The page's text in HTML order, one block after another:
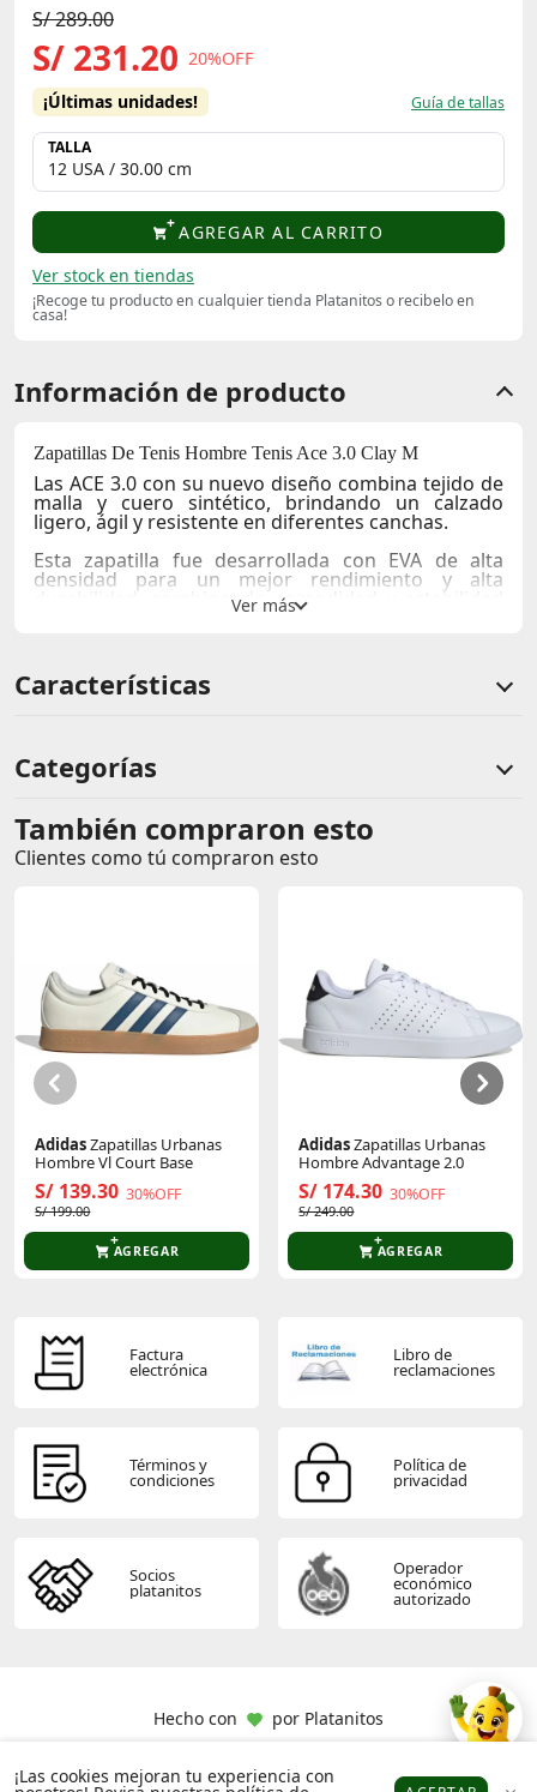
S/ 289.00
S/ 231.20 20%OFF
¡Últimas unidades! Guía de tallas
TALLA
AGREGAR AL CARRITO
Ver stock en tiendas
¡Recoge tu producto en cualquier tienda Platanitos o recibelo en
casa!
Información de producto
Zapatillas De Tenis Hombre Tenis Ace 3.0 Clay M
Las ACE 3.0 con su nuevo diseño combina tejido de
malla y cuero sintético, brindando un calzado
ligero, ágil y resistente en diferentes canchas.
Esta zapatilla fue desarrollada con EVA de alta
densidad para un mejor rendimiento y alta
durabilidad, combinando comodidad y estabilidad
con seguridad para el jugador moderno.
Proporciona alta rigidez y mayor densidad y
amortiguación.
proporciona mayor sensación y comodidad.
Características
Categorías
Comentarios de clientes
Comentarios de clientes que compraron este producto
Sin calificaciones
Este producto aún no tiene calificaciones.
Sé el primero en comentar y acumula Puntos.
También compraron esto
Clientes como tú compraron esto
AdidasZapatillas Urbanas
Hombre Vl Court Base
S/ 139.30 30%OFF
S/ 199.00
AGREGAR
AdidasZapatillas Urbanas
Hombre Advantage 2.0
S/ 174.30 30%OFF
S/ 249.00
AGREGAR
Factura
electrónica
Libro de
reclamaciones
Términos y
condiciones
Política de
privacidad
Socios
platanitos
Operador
económico
autorizado
Hecho con por Platanitos
¡Las cookies mejoran tu experiencia con